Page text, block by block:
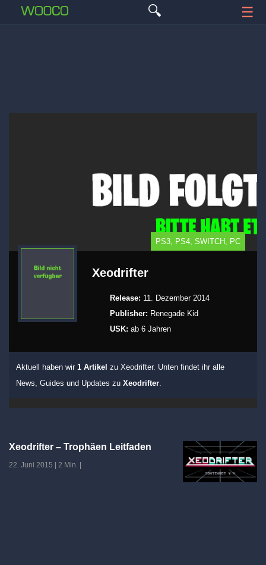
🔍 ☰
PS3, PS4, SWITCH, PC
Xeodrifter
Release: 11. Dezember 2014
Publisher: Renegade Kid
USK: ab 6 Jahren
Aktuell haben wir 1 Artikel zu Xeodrifter. Unten findet ihr alle
News, Guides und Updates zu Xeodrifter.
Xeodrifter – Trophäen Leitfaden
22. Juni 2015 2 Min.